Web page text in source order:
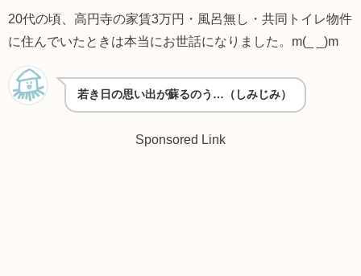
20代の頃、高円寺の家賃3万円・風呂無し・共同トイレ物件
に住んでいたときは本当にお世話になりました。m(_ _)m
若き日の思い出が蘇るのう…（しみじみ）
Sponsored Link